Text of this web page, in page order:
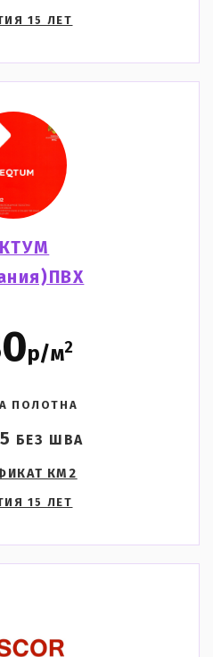
15 ЛЕТ
р/м2
ПОЛОТНА
БЕЗ ШВА
КМ2
15 ЛЕТ